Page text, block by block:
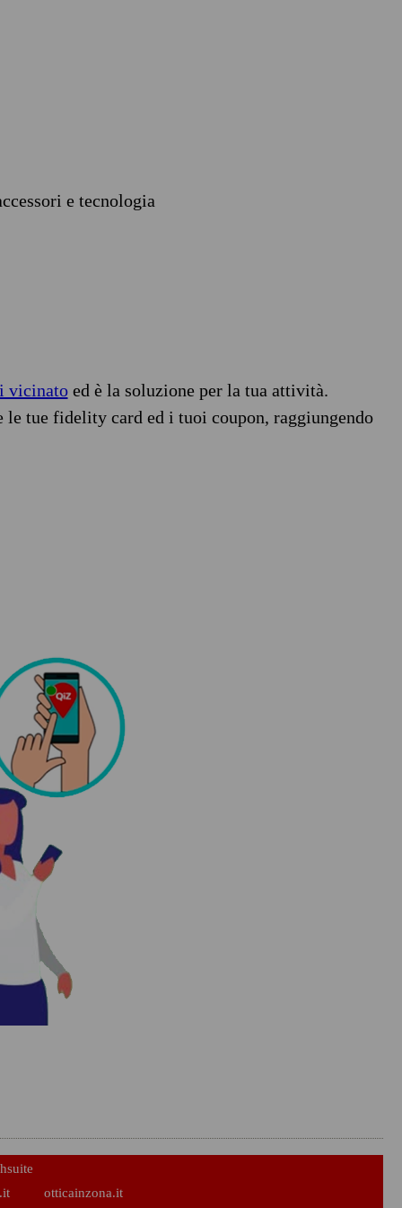
e tecnologia
vicinatoed è la soluzione per la tua attività.
tue fidelity card ed i tuoi coupon, raggiungendo
otticainzona.it